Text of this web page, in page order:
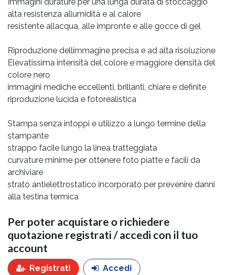
alta resistenza allumidità e al calore
resistente allacqua, alle impronte e alle gocce di gel
Riproduzione dellimmagine precisa e ad alta risoluzione
Elevatissima intensità del colore e maggiore densità del
colore nero
immagini mediche eccellenti, brillanti, chiare e definite
riproduzione lucida e fotorealistica
Stampa senza intoppi e utilizzo a lungo termine della
stampante
strappo facile lungo la linea tratteggiata
curvature minime per ottenere foto piatte e facili da
archiviare
strato antielettrostatico incorporato per prevenire danni
alla testina termica
Per poter acquistare o richiedere
quotazione registrati / accedi con il tuo
account
Registrati Accedi